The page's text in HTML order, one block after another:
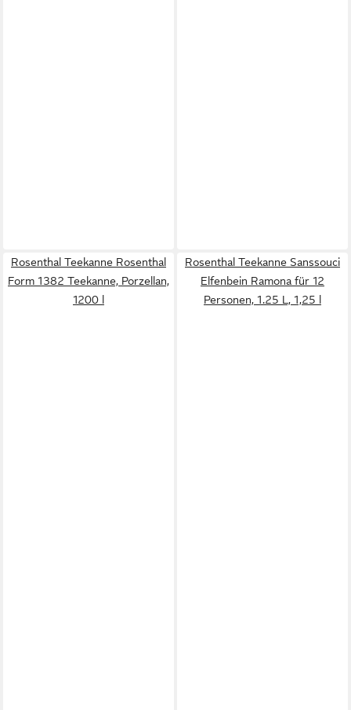
Rosenthal Teekanne Rosenthal
Form 1382 Teekanne, Porzellan,
1200 l
Rosenthal Teekanne Sanssouci
Elfenbein Ramona für 12
Personen, 1.25 L, 1,25 l